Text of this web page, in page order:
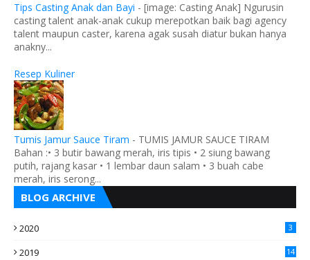
Tips Casting Anak dan Bayi - [image: Casting Anak] Ngurusin
casting talent anak-anak cukup merepotkan baik bagi agency
talent maupun caster, karena agak susah diatur bukan hanya
anakny...
Resep Kuliner
Tumis Jamur Sauce Tiram - TUMIS JAMUR SAUCE TIRAM
Bahan :• 3 butir bawang merah, iris tipis • 2 siung bawang
putih, rajang kasar • 1 lembar daun salam • 3 buah cabe
merah, iris serong...
BLOG ARCHIVE
2020 3
2019 14